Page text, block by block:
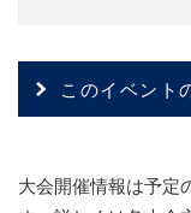
このイベント
大会開催情報は予定